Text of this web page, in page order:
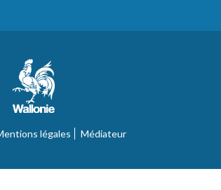
légales Médiateur